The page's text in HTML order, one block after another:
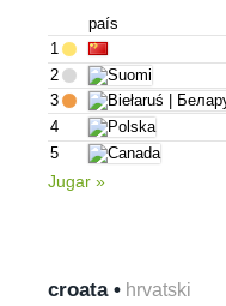
país
1
2
3
4
5
Jugar »
croata • hrvatski